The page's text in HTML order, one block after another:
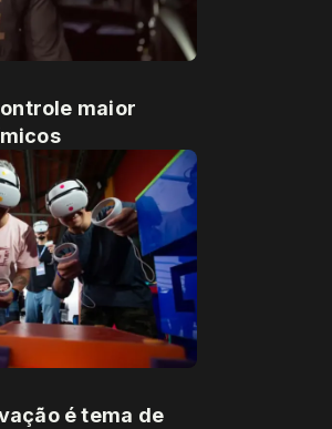
maior
é tema de